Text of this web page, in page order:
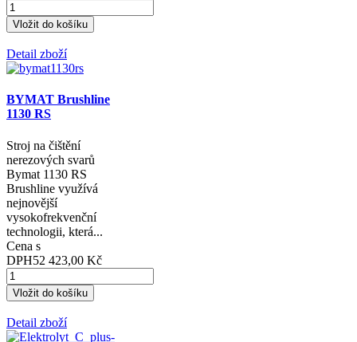
Detail zboží
BYMAT Brushline
1130 RS
Stroj na čištění
nerezových svarů
Bymat 1130 RS
Brushline využívá
nejnovější
vysokofrekvenční
technologii, která...
Cena s
DPH52 423,00 Kč
Detail zboží